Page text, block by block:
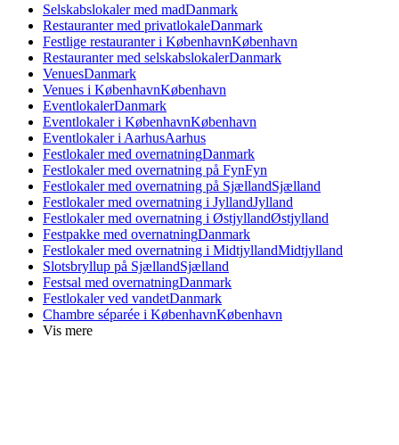
Selskabslokaler med madDanmark
Restauranter med privatlokaleDanmark
Festlige restauranter i KøbenhavnKøbenhavn
Restauranter med selskabslokalerDanmark
VenuesDanmark
Venues i KøbenhavnKøbenhavn
EventlokalerDanmark
Eventlokaler i KøbenhavnKøbenhavn
Eventlokaler i AarhusAarhus
Festlokaler med overnatningDanmark
Festlokaler med overnatning på FynFyn
Festlokaler med overnatning på SjællandSjælland
Festlokaler med overnatning i JyllandJylland
Festlokaler med overnatning i ØstjyllandØstjylland
Festpakke med overnatningDanmark
Festlokaler med overnatning i MidtjyllandMidtjylland
Slotsbryllup på SjællandSjælland
Festsal med overnatningDanmark
Festlokaler ved vandetDanmark
Chambre séparée i KøbenhavnKøbenhavn
Vis mere